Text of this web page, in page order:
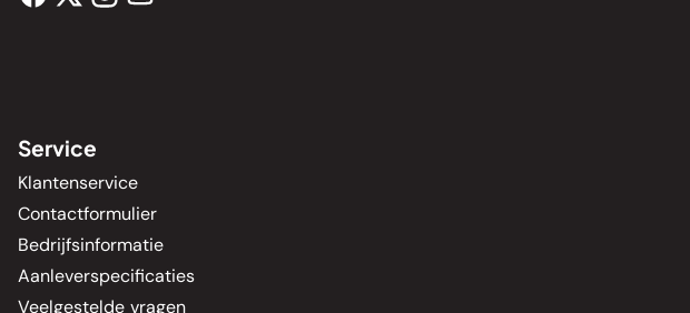
Service
Klantenservice
Contactformulier
Bedrijfsinformatie
Aanleverspecificaties
Veelgestelde vragen